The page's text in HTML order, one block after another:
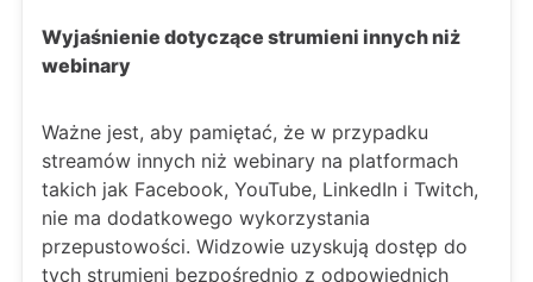
Wyjaśnienie dotyczące strumieni innych niż
webinary
Ważne jest, aby pamiętać, że w przypadku
streamów innych niż webinary na platformach
takich jak Facebook, YouTube, LinkedIn i Twitch,
nie ma dodatkowego wykorzystania
przepustowości. Widzowie uzyskują dostęp do
tych strumieni bezpośrednio z odpowiednich